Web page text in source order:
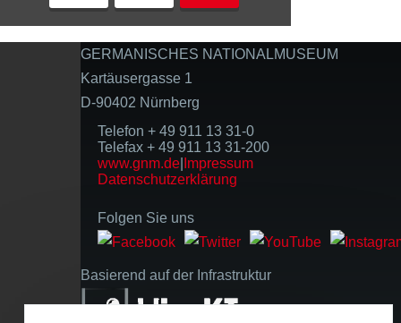
GERMANISCHES NATIONALMUSEUM
Kartäusergasse 1
D-90402 Nürnberg
Telefon + 49 911 13 31-0
Telefax + 49 911 13 31-200
www.gnm.de Impressum
Datenschutzerklärung
Folgen Sie uns
Basierend auf der Infrastruktur